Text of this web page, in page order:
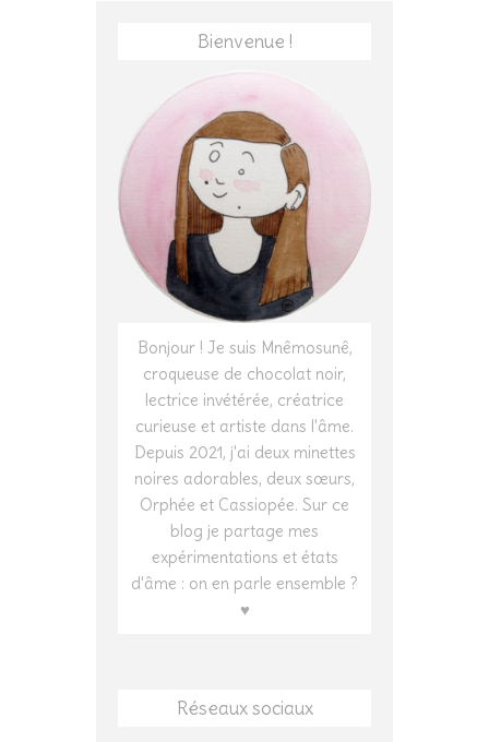
Bienvenue !
Bonjour ! Je suis Mnêmosunê,
croqueuse de chocolat noir,
lectrice invétérée, créatrice
curieuse et artiste dans l'âme.
Depuis 2021, j'ai deux minettes
noires adorables, deux sœurs,
Orphée et Cassiopée. Sur ce
blog je partage mes
expérimentations et états
d'âme : on en parle ensemble ?
♥
Réseaux sociaux